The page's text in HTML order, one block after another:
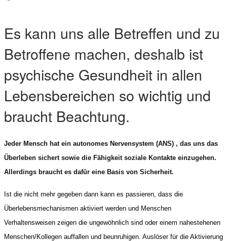
Es kann uns alle Betreffen und zu
Betroffene machen, deshalb ist
psychische Gesundheit in allen
Lebensbereichen so wichtig und
braucht Beachtung.
Jeder Mensch hat ein autonomes Nervensystem (ANS) , das uns das
Überleben sichert sowie die Fähigkeit soziale Kontakte einzugehen.
Allerdings braucht es dafür eine Basis von Sicherheit.
Ist die nicht mehr gegeben dann kann es passieren, dass die
Überlebensmechanismen aktiviert werden und Menschen
Verhaltensweisen zeigen die ungewöhnlich sind oder einem nahestehenen
Menschen/Kollegen auffallen und beunruhigen. Auslöser für die Aktivierung